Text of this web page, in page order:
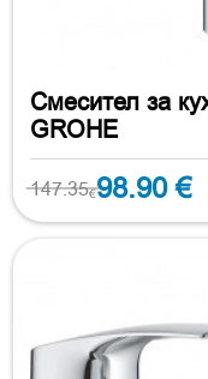
Смесител за
GROHE
147.35€98.90 €